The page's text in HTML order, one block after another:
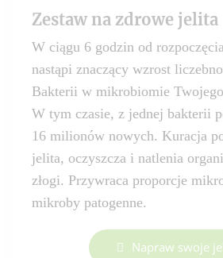
Zestaw na zdrowe jelita
W ciągu 6 godzin od
nastąpi znaczący wzrost
Bakterii w mikrobiomie
W tym czasie, z jednej bakterii
16 milionów nowych. Kuracja
jelita, oczyszcza i natlenia
złogi. Przywraca proporcje
mikroby patogenne.
Napraw swoje